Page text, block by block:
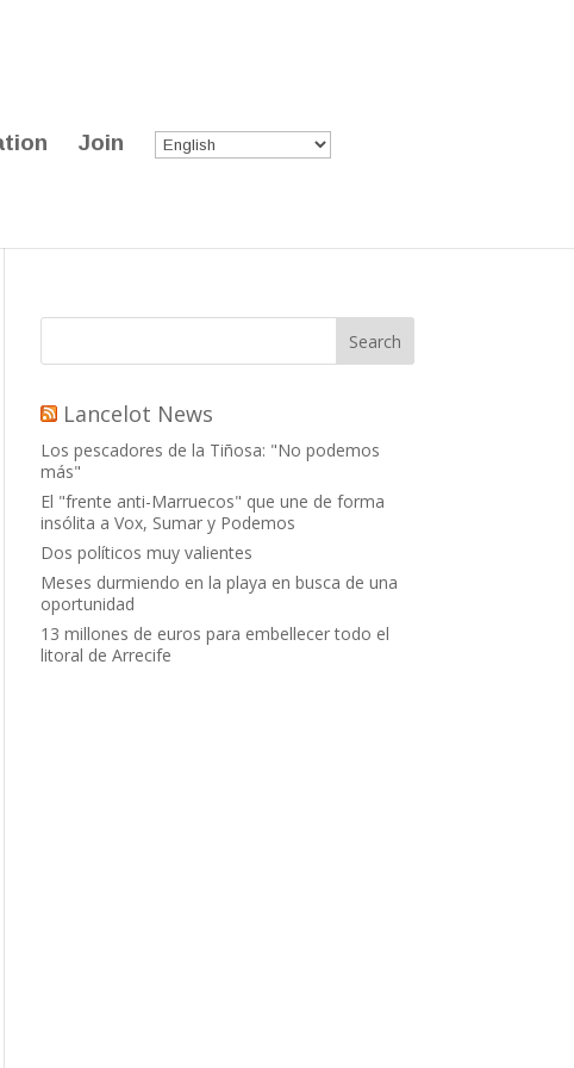
Join
Lancelot News
Los pescadores de la Tiñosa: "No podemos
más"
El "frente anti-Marruecos" que une de forma
insólita a Vox, Sumar y Podemos
Dos políticos muy valientes
Meses durmiendo en la playa en busca de una
oportunidad
13 millones de euros para embellecer todo el
litoral de Arrecife